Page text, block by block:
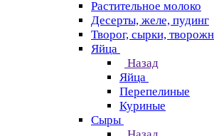
Растительное молоко
Десерты, желе, пудинг
Творог, сырки,
Яйца
Назад
Яйца
Перепелиные
Куриные
Сыры